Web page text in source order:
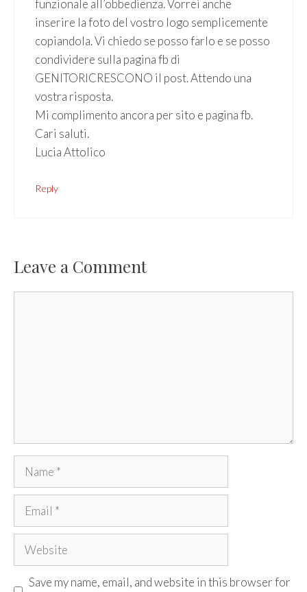
funzionale all’obbedienza. Vorrei anche
inserire la foto del vostro logo semplicemente
copiandola. Vi chiedo se posso farlo e se posso
condividere sulla pagina fb di
GENITORICRESCONO il post. Attendo una
vostra risposta.
Mi complimento ancora per sito e pagina fb.
Cari saluti.
Lucia Attolico
Reply
Leave a Comment
Name
Email
Website
Save my name, email, and website in this browser for